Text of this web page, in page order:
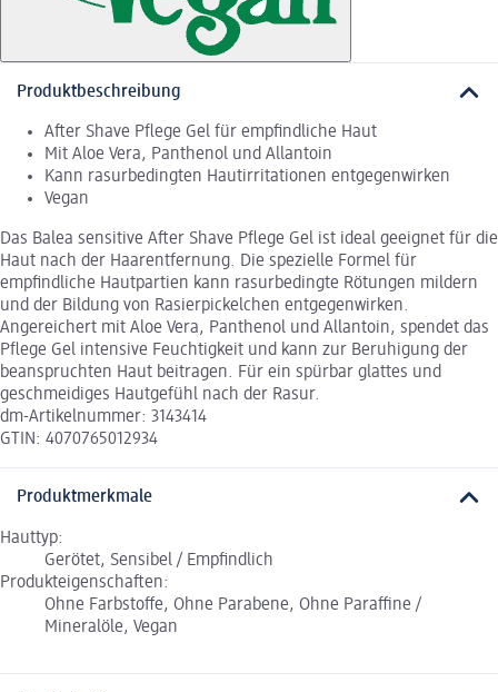
Produktbeschreibung
After Shave Pflege Gel für empfindliche Haut
Mit Aloe Vera, Panthenol und Allantoin
Kann rasurbedingten Hautirritationen entgegenwirken
Vegan
Das Balea sensitive After Shave Pflege Gel ist ideal geeignet für die
Haut nach der Haarentfernung. Die spezielle Formel für
empfindliche Hautpartien kann rasurbedingte Rötungen mildern
und der Bildung von Rasierpickelchen entgegenwirken.
Angereichert mit Aloe Vera, Panthenol und Allantoin, spendet das
Pflege Gel intensive Feuchtigkeit und kann zur Beruhigung der
beanspruchten Haut beitragen. Für ein spürbar glattes und
geschmeidiges Hautgefühl nach der Rasur.
dm-Artikelnummer: 3143414
GTIN: 4070765012934
Produktmerkmale
Hauttyp:
Gerötet, Sensibel / Empfindlich
Produkteigenschaften:
Ohne Farbstoffe, Ohne Parabene, Ohne Paraffine /
Mineralöle, Vegan